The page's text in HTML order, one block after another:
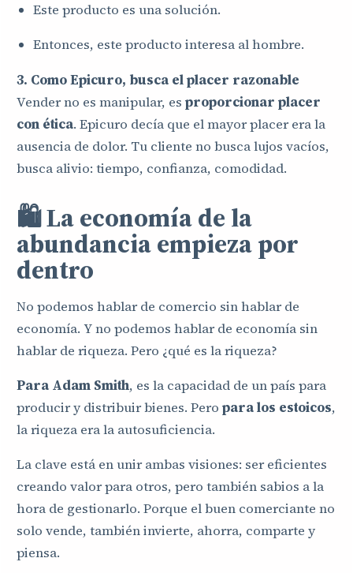
Este producto es una solución.
Entonces, este producto interesa al hombre.
3. Como Epicuro, busca el placer razonable
Vender no es manipular, es proporcionar placer
con ética. Epicuro decía que el mayor placer era la
ausencia de dolor. Tu cliente no busca lujos vacíos,
busca alivio: tiempo, confianza, comodidad.
🛍️ La economía de la
abundancia empieza por
dentro
No podemos hablar de comercio sin hablar de
economía. Y no podemos hablar de economía sin
hablar de riqueza. Pero ¿qué es la riqueza?
Para Adam Smith, es la capacidad de un país para
producir y distribuir bienes. Pero para los estoicos,
la riqueza era la autosuficiencia.
La clave está en unir ambas visiones: ser eficientes
creando valor para otros, pero también sabios a la
hora de gestionarlo. Porque el buen comerciante no
solo vende, también invierte, ahorra, comparte y
piensa.